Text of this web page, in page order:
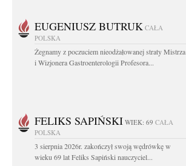
EUGENIUSZ BUTRUK CAŁA
POLSKA
Żegnamy z poczuciem nieodżałowanej straty Mistrza
i Wizjonera Gastroenterologii Profesora...
FELIKS SAPIŃSKI WIEK: 69 CAŁA
POLSKA
3 sierpnia 2026r. zakończył swoją wędrówkę w
wieku 69 lat Feliks Sapiński nauczyciel...